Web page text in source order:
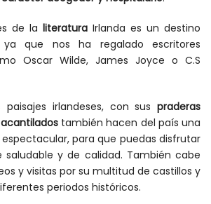
de la literatura Irlanda es un destino
que nos ha regalado escritores
Oscar Wilde, James Joyce o C.S
paisajes irlandeses, con suspraderas
también hacen del país una
para que puedas disfrutar
y de calidad. También cabe
y visitas por su multitud de castillos y
periodos históricos.